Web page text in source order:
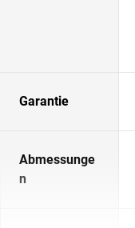
Garantie
Abmessunge
n